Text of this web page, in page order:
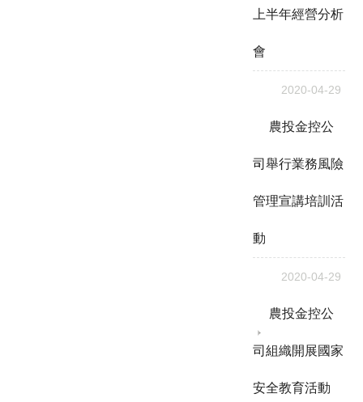
上半年經營分析
會
2020-04-29
農投金控公
司舉行業務風險
管理宣講培訓活
動
2020-04-29
農投金控公
司組織開展國家
安全教育活動